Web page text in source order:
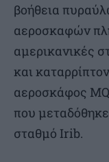
βοήθεια
αεροσκαφών
αμερικανικές
και
αεροσκάφος
που
σταθμό Irib.